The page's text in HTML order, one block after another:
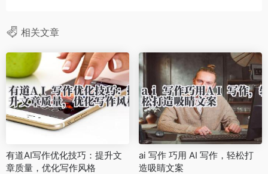
相关文章
有道AI写作优化技巧：提升文
章质量，优化写作风格
ai 写作 巧用 AI 写作，轻松打
造吸睛文案